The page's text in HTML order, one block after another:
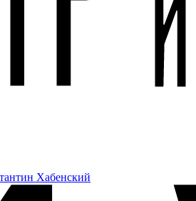
Хабенский